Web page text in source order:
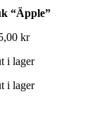
“Äpple”
kr
i lager
i lager